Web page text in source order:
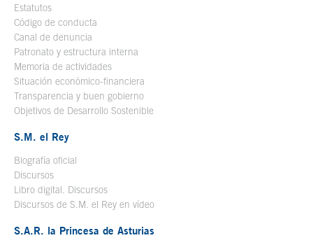
Estatutos
Código de conducta
Canal de denuncia
Patronato y estructura interna
Memoria de actividades
Situación económico-financiera
Transparencia y buen gobierno
Objetivos de Desarrollo Sostenible
S.M. el Rey
Biografía oficial
Discursos
Libro digital. Discursos
Discursos de S.M. el Rey en vídeo
S.A.R. la Princesa de Asturias